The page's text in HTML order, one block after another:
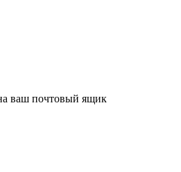
ваш почтовый ящик